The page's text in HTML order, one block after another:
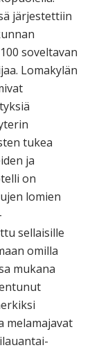
järjestettiin
soveltavan
Lomakylän
tukea
ja
on
lomien
sellaisille
omilla
mukana
melamajavat